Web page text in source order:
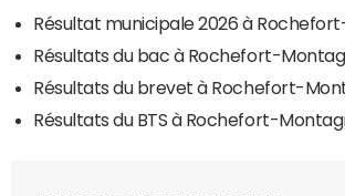
Résultat municipale 2026 à
Résultats du bac à Rochefort-
Résultats du brevet à Rochefort-
Résultats du BTS à Rochefort-